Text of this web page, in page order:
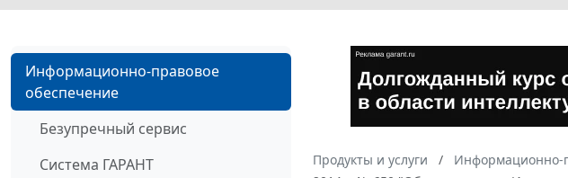
Информационно-правовое
обеспечение
Безупречный сервис
Система ГАРАНТ
Продукты и услуги Информационно-